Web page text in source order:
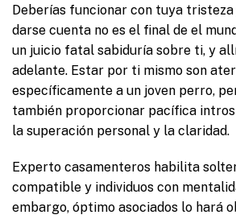
Deberías funcionar con tuya
darse cuenta no es el final de el
un juicio fatal sabiduría sobre ti, y
adelante. Estar por ti mismo son
específicamente a un joven perro,
también proporcionar pacífica
la superación personal y la claridad.
Experto casamenteros habilita
compatible y individuos con
embargo, óptimo asociados lo hará